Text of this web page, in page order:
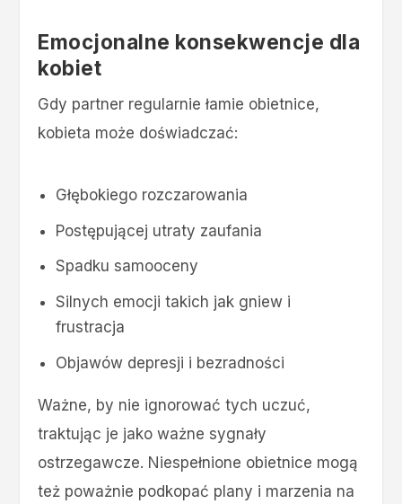
Emocjonalne konsekwencje dla
kobiet
Gdy partner regularnie łamie obietnice,
kobieta może doświadczać:
Głębokiego rozczarowania
Postępującej utraty zaufania
Spadku samooceny
Silnych emocji takich jak gniew i
frustracja
Objawów depresji i bezradności
Ważne, by nie ignorować tych uczuć,
traktując je jako ważne sygnały
ostrzegawcze. Niespełnione obietnice mogą
też poważnie podkopać plany i marzenia na